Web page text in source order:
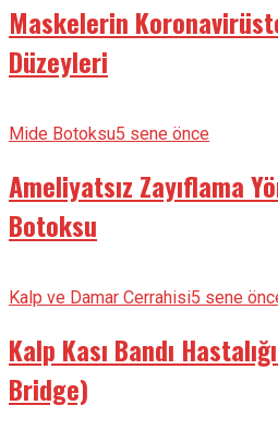
Maskelerin
Düzeyleri
Mide Botoksu5 sene önce
Ameliyatsız Zayıflama
Botoksu
Kalp ve Damar Cerrahisi5 sene
Kalp Kası Bandı
Bridge)